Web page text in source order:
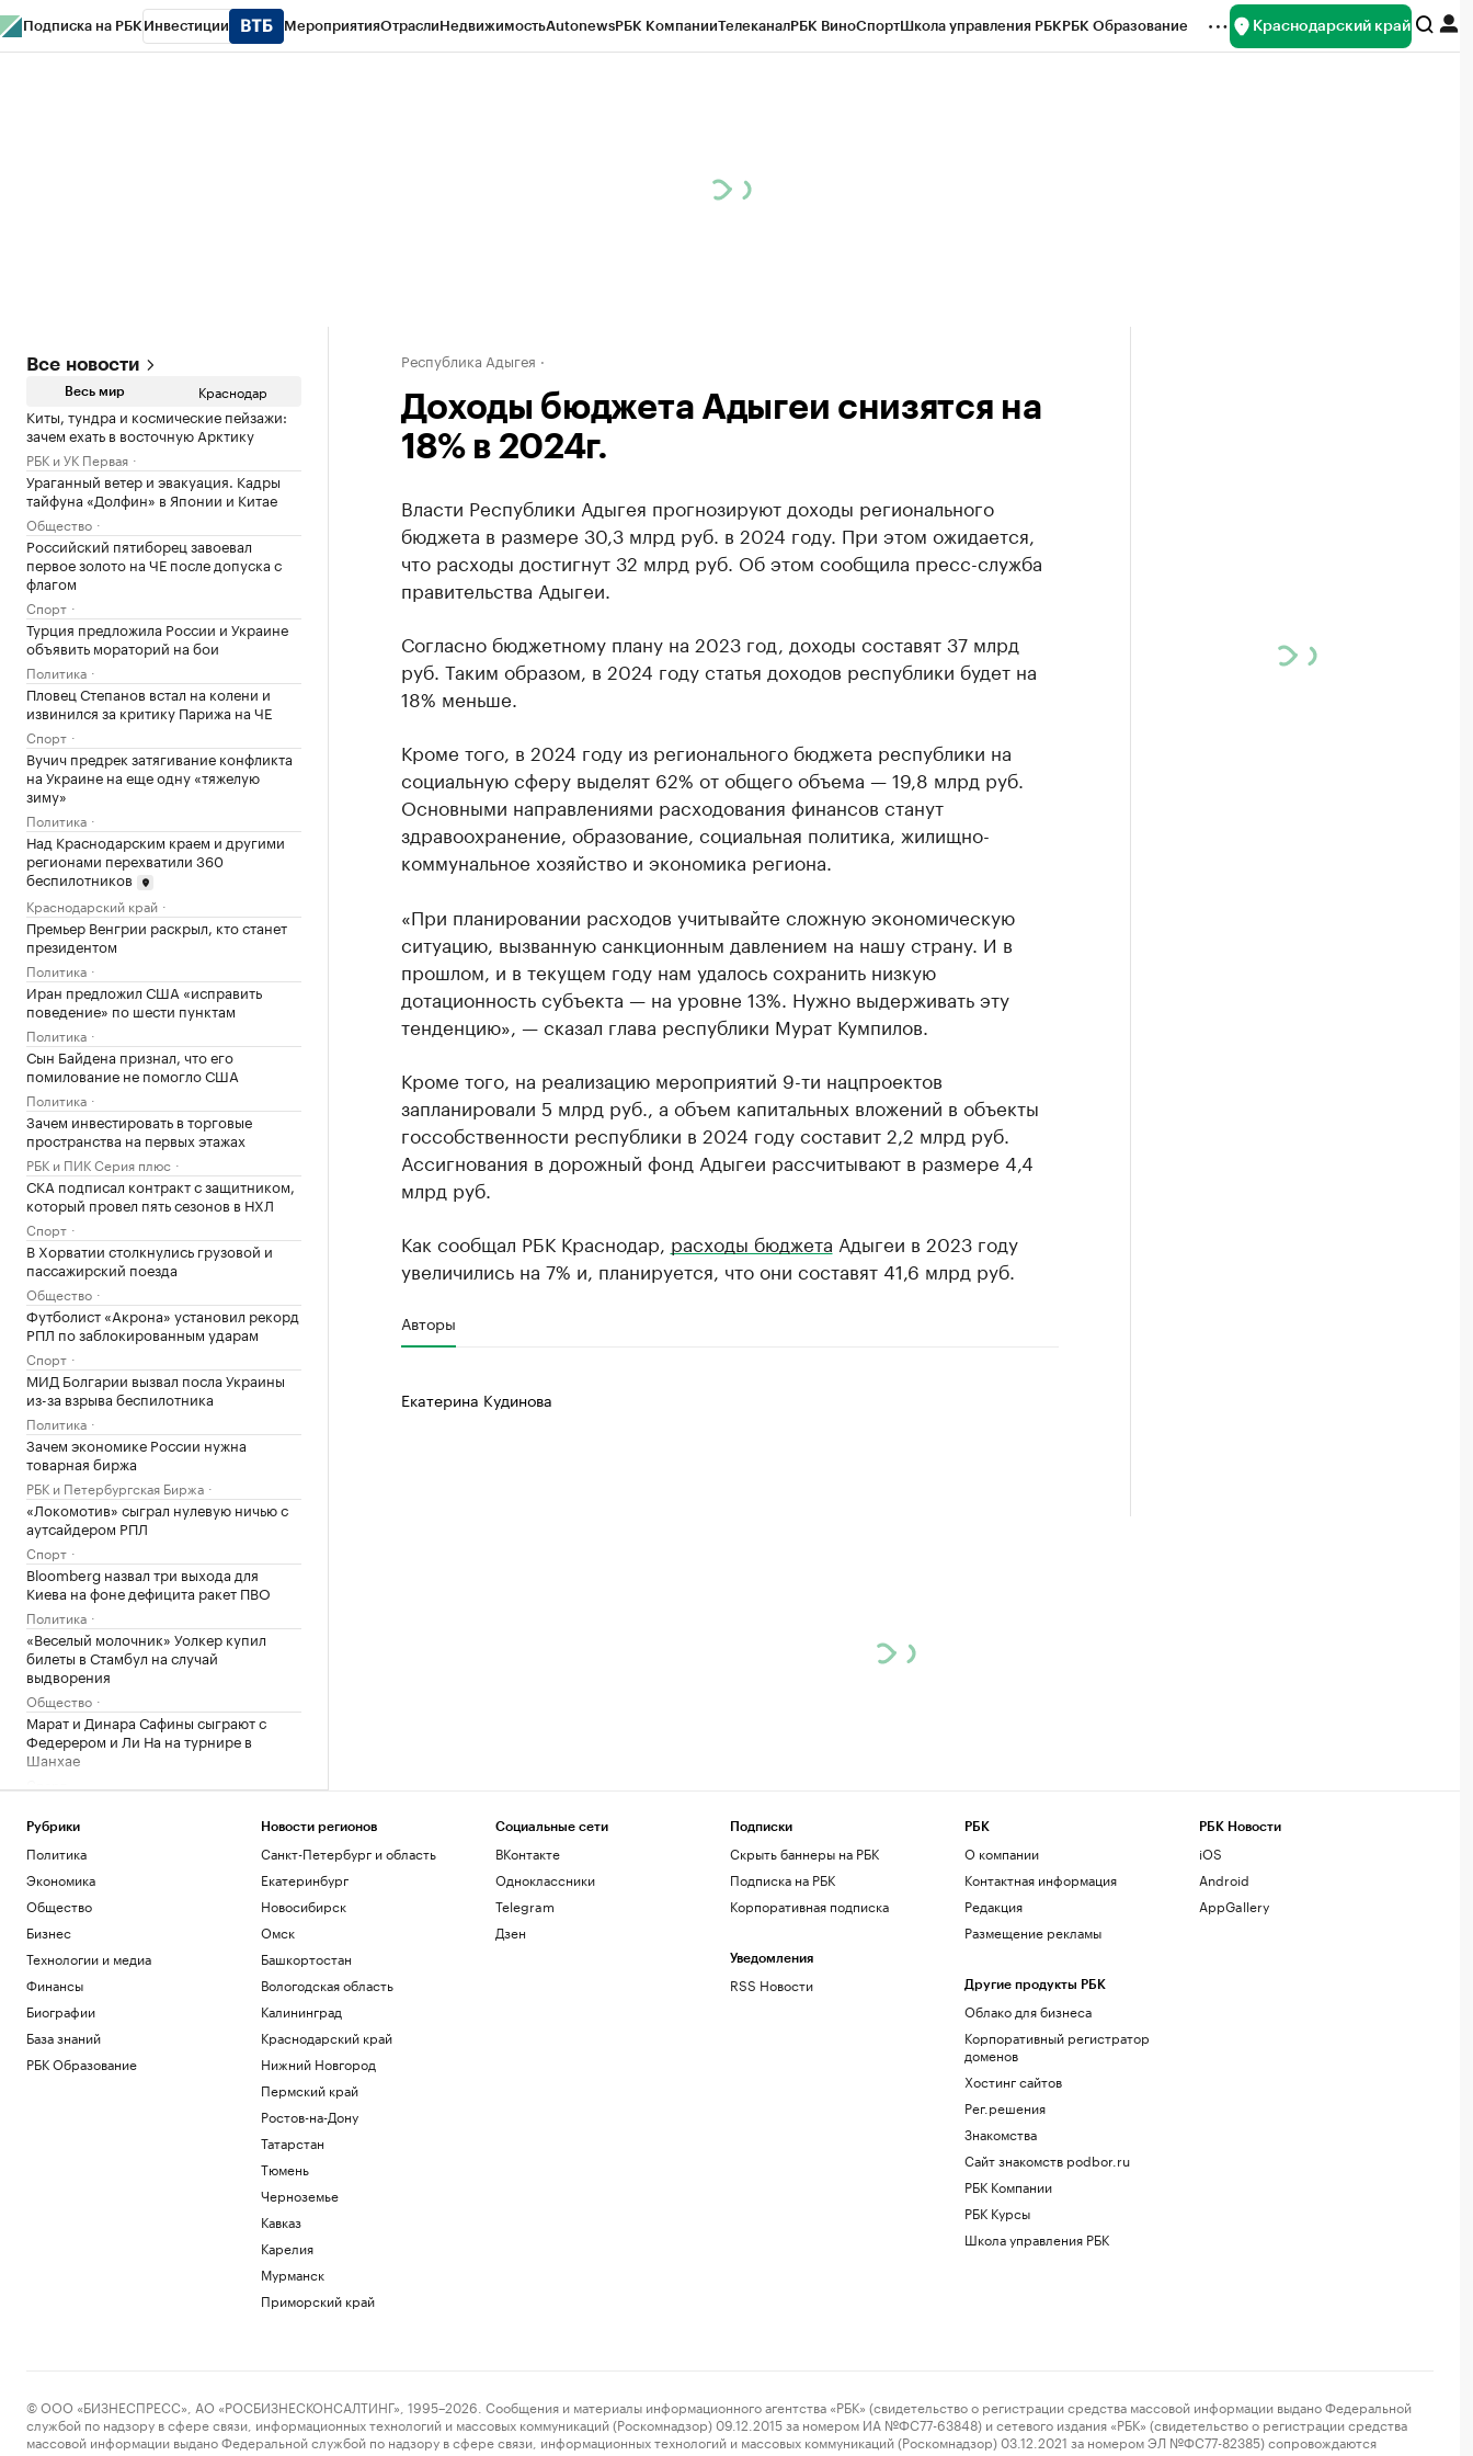
Подписка на РБК Инвестиции МероприятияОтраслиНедвижимостьAutonewsРБК КомпанииТелеканалРБК ВиноСпортШкола управления РБКРБК Образование Краснодарский край
Все новости
Весь мир Краснодар
Киты, тундра и космические пейзажи:
зачем ехать в восточную Арктику
РБК и УК Первая
Ураганный ветер и эвакуация. Кадры
тайфуна «Долфин» в Японии и Китае
Общество
Российский пятиборец завоевал
первое золото на ЧЕ после допуска с
флагом
Спорт
Турция предложила России и Украине
объявить мораторий на бои
Политика
Пловец Степанов встал на колени и
извинился за критику Парижа на ЧЕ
Спорт
Вучич предрек затягивание конфликта
на Украине на еще одну «тяжелую
зиму»
Политика
Над Краснодарским краем и другими
регионами перехватили 360
беспилотников
Краснодарский край
Премьер Венгрии раскрыл, кто станет
президентом
Политика
Иран предложил США «исправить
поведение» по шести пунктам
Политика
Сын Байдена признал, что его
помилование не помогло США
Политика
Зачем инвестировать в торговые
пространства на первых этажах
РБК и ПИК Серия плюс
СКА подписал контракт с защитником,
который провел пять сезонов в НХЛ
Спорт
В Хорватии столкнулись грузовой и
пассажирский поезда
Общество
Футболист «Акрона» установил рекорд
РПЛ по заблокированным ударам
Спорт
МИД Болгарии вызвал посла Украины
из-за взрыва беспилотника
Политика
Зачем экономике России нужна
товарная биржа
РБК и Петербургская Биржа
«Локомотив» сыграл нулевую ничью с
аутсайдером РПЛ
Спорт
Bloomberg назвал три выхода для
Киева на фоне дефицита ракет ПВО
Политика
«Веселый молочник» Уолкер купил
билеты в Стамбул на случай
выдворения
Общество
Марат и Динара Сафины сыграют с
Федерером и Ли На на турнире в
Шанхае
Республика Адыгея
Доходы бюджета Адыгеи снизятся на
18% в 2024г.
Власти Республики Адыгея прогнозируют доходы регионального
бюджета в размере 30,3 млрд руб. в 2024 году. При этом ожидается,
что расходы достигнут 32 млрд руб. Об этом сообщила пресс-служба
правительства Адыгеи.
Согласно бюджетному плану на 2023 год, доходы составят 37 млрд
руб. Таким образом, в 2024 году статья доходов республики будет на
18% меньше.
Кроме того, в 2024 году из регионального бюджета республики на
социальную сферу выделят 62% от общего объема — 19,8 млрд руб.
Основными направлениями расходования финансов станут
здравоохранение, образование, социальная политика, жилищно-
коммунальное хозяйство и экономика региона.
«При планировании расходов учитывайте сложную экономическую
ситуацию, вызванную санкционным давлением на нашу страну. И в
прошлом, и в текущем году нам удалось сохранить низкую
дотационность субъекта — на уровне 13%. Нужно выдерживать эту
тенденцию», — сказал глава республики Мурат Кумпилов.
Кроме того, на реализацию мероприятий 9-ти нацпроектов
запланировали 5 млрд руб., а объем капитальных вложений в объекты
госсобственности республики в 2024 году составит 2,2 млрд руб.
Ассигнования в дорожный фонд Адыгеи рассчитывают в размере 4,4
млрд руб.
Как сообщал РБК Краснодар, расходы бюджета Адыгеи в 2023 году
увеличились на 7% и, планируется, что они составят 41,6 млрд руб.
Авторы
Екатерина Кудинова
Рубрики
Политика
Экономика
Общество
Бизнес
Технологии и медиа
Финансы
Биографии
База знаний
РБК Образование
Новости регионов
Санкт-Петербург и область
Екатеринбург
Новосибирск
Омск
Башкортостан
Вологодская область
Калининград
Краснодарский край
Нижний Новгород
Пермский край
Ростов-на-Дону
Татарстан
Тюмень
Черноземье
Кавказ
Карелия
Мурманск
Приморский край
Социальные сети
ВКонтакте
Одноклассники
Telegram
Дзен
Подписки
Скрыть баннеры на РБК
Подписка на РБК
Корпоративная подписка
Уведомления
RSS Новости
РБК
О компании
Контактная информация
Редакция
Размещение рекламы
Другие продукты РБК
Облако для бизнеса
Корпоративный регистратор
доменов
Хостинг сайтов
Рег.решения
Знакомства
Сайт знакомств podbor.ru
РБК Компании
РБК Курсы
Школа управления РБК
РБК Новости
iOS
Android
AppGallery
© ООО «БИЗНЕСПРЕСС», АО «РОСБИЗНЕСКОНСАЛТИНГ», 1995–2026. Сообщения и материалы информационного агентства «РБК» (свидетельство о регистрации средства массовой информации выдано Федеральной
службой по надзору в сфере связи, информационных технологий и массовых коммуникаций (Роскомнадзор) 09.12.2015 за номером ИА №ФС77-63848) и сетевого издания «РБК» (свидетельство о регистрации средства
массовой информации выдано Федеральной службой по надзору в сфере связи, информационных технологий и массовых коммуникаций (Роскомнадзор) 03.12.2021 за номером ЭЛ №ФС77-82385) сопровождаются